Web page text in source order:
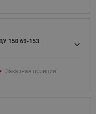
150 69-153
Заказная позиция